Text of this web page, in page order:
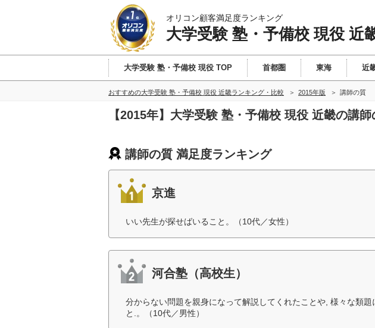
オリコン顧客満足度ランキング
大学受験 塾・予備校 現役 近
大学受験 塾・予備校 現役 TOP 首都圏 東海 近
おすすめの大学受験 塾・予備校 現役 近畿ランキング・比較 2015年版 講師の質
【2015年】大学受験 塾・予備校 現役 近畿の講
講師の質 満足度ランキング
京進
いい先生が探せばいること。（10代／女性）
河合塾（高校生）
分からない問題を親身になって解説してくれたことや, 様々な類題
と.。（10代／男性）